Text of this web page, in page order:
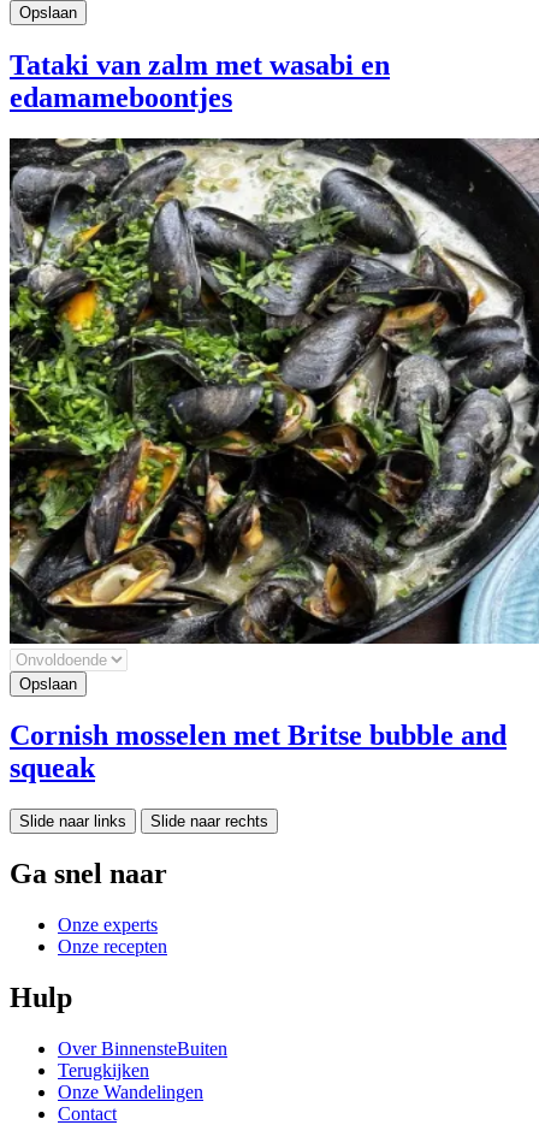
Tataki van zalm met wasabi en
edamameboontjes
Cornish mosselen met Britse bubble and
squeak
Slide naar links Slide naar rechts
Ga snel naar
Onze experts
Onze recepten
Hulp
Over BinnensteBuiten
Terugkijken
Onze Wandelingen
Contact